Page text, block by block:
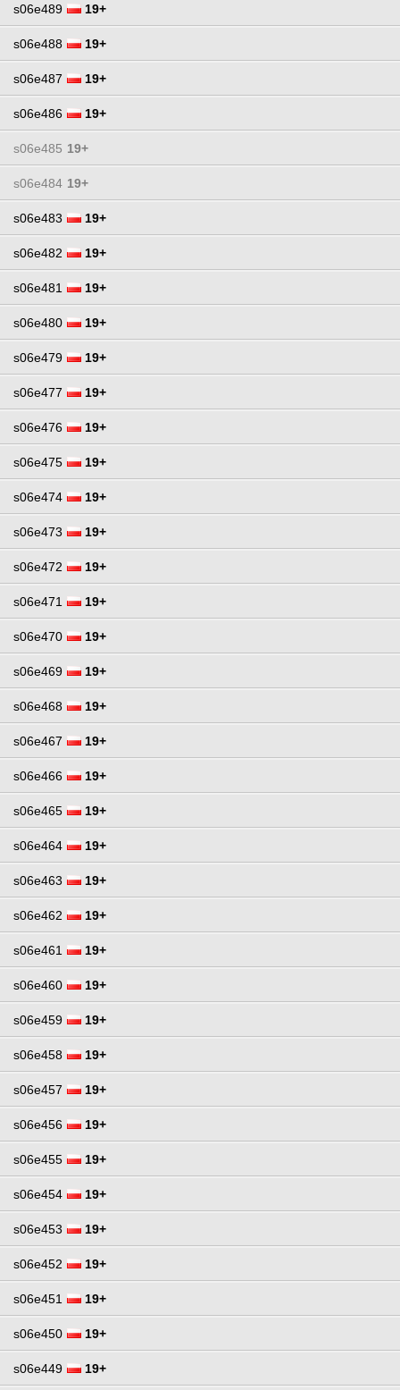
s06e489 19+
s06e488 19+
s06e487 19+
s06e486 19+
s06e485 19+
s06e484 19+
s06e483 19+
s06e482 19+
s06e481 19+
s06e480 19+
s06e479 19+
s06e477 19+
s06e476 19+
s06e475 19+
s06e474 19+
s06e473 19+
s06e472 19+
s06e471 19+
s06e470 19+
s06e469 19+
s06e468 19+
s06e467 19+
s06e466 19+
s06e465 19+
s06e464 19+
s06e463 19+
s06e462 19+
s06e461 19+
s06e460 19+
s06e459 19+
s06e458 19+
s06e457 19+
s06e456 19+
s06e455 19+
s06e454 19+
s06e453 19+
s06e452 19+
s06e451 19+
s06e450 19+
s06e449 19+